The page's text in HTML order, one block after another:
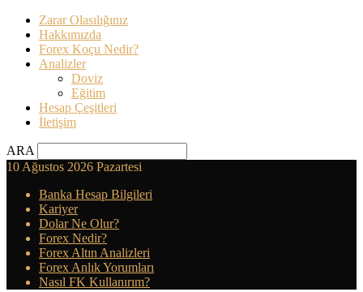
Zarar Olasılığınız
Hakkımızda
Forex Koçu Nedir?
Analizler
Doviz
Eğitim
Hesap Çeşitleri
İletişim
ARA
10 Ağustos 2026 Pazartesi
Banka Hesap Bilgileri
Kariyer
Dolar Ne Olur?
Forex Nedir?
Forex Altın Analizleri
Forex Anlık Yorumları
Nasıl FK Kullanırım?